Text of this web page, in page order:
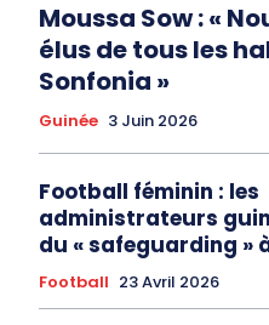
Moussa Sow : «
élus de tous les
Sonfonia »
Guinée 3 Juin 2026
Football féminin : les
administrateurs
du « safeguarding »
Football 23 Avril 2026